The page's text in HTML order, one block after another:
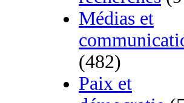
Médias et
(482)
Paix et